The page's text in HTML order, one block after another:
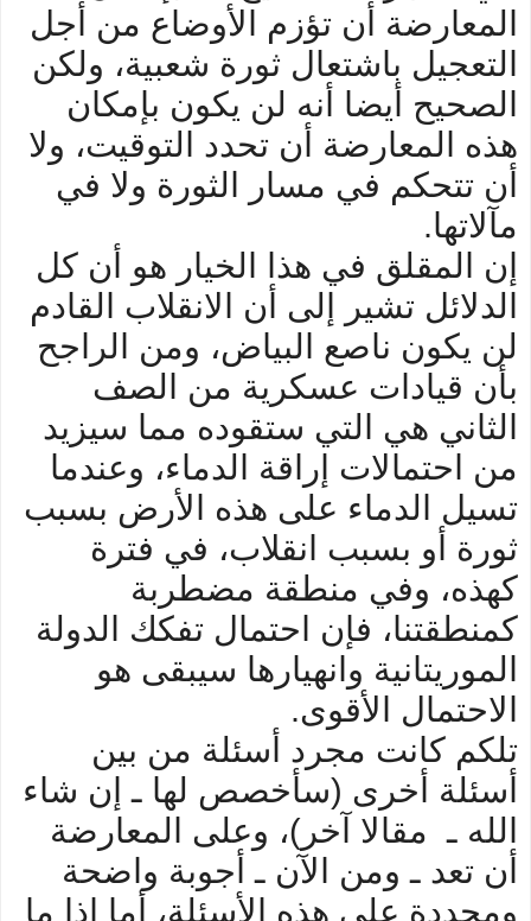
المعارضة أن تؤزم الأوضاع من أجل
التعجيل باشتعال ثورة شعبية، ولكن
الصحيح أيضا أنه لن يكون بإمكان
هذه المعارضة أن تحدد التوقيت، ولا
أن تتحكم في مسار الثورة ولا في
مآلاتها.
إن المقلق في هذا الخيار هو أن كل
الدلائل تشير إلى أن الانقلاب القادم
لن يكون ناصع البياض، ومن الراجح
بأن قيادات عسكرية من الصف
الثاني هي التي ستقوده مما سيزيد
من احتمالات إراقة الدماء، وعندما
تسيل الدماء على هذه الأرض بسبب
ثورة أو بسبب انقلاب، في فترة
كهذه، وفي منطقة مضطربة
كمنطقتنا، فإن احتمال تفكك الدولة
الموريتانية وانهيارها سيبقى هو
الاحتمال الأقوى.
تلكم كانت مجرد أسئلة من بين
أسئلة أخرى (سأخصص لها ـ إن شاء
الله ـ مقالا آخر)، وعلى المعارضة
أن تعد ـ ومن الآن ـ أجوبة واضحة
ومحددة على هذه الأسئلة، أما إذا ما